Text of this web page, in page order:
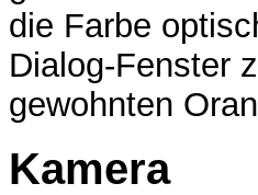
die Farbe
Dialog-Fenster
gewohnten
Kamera